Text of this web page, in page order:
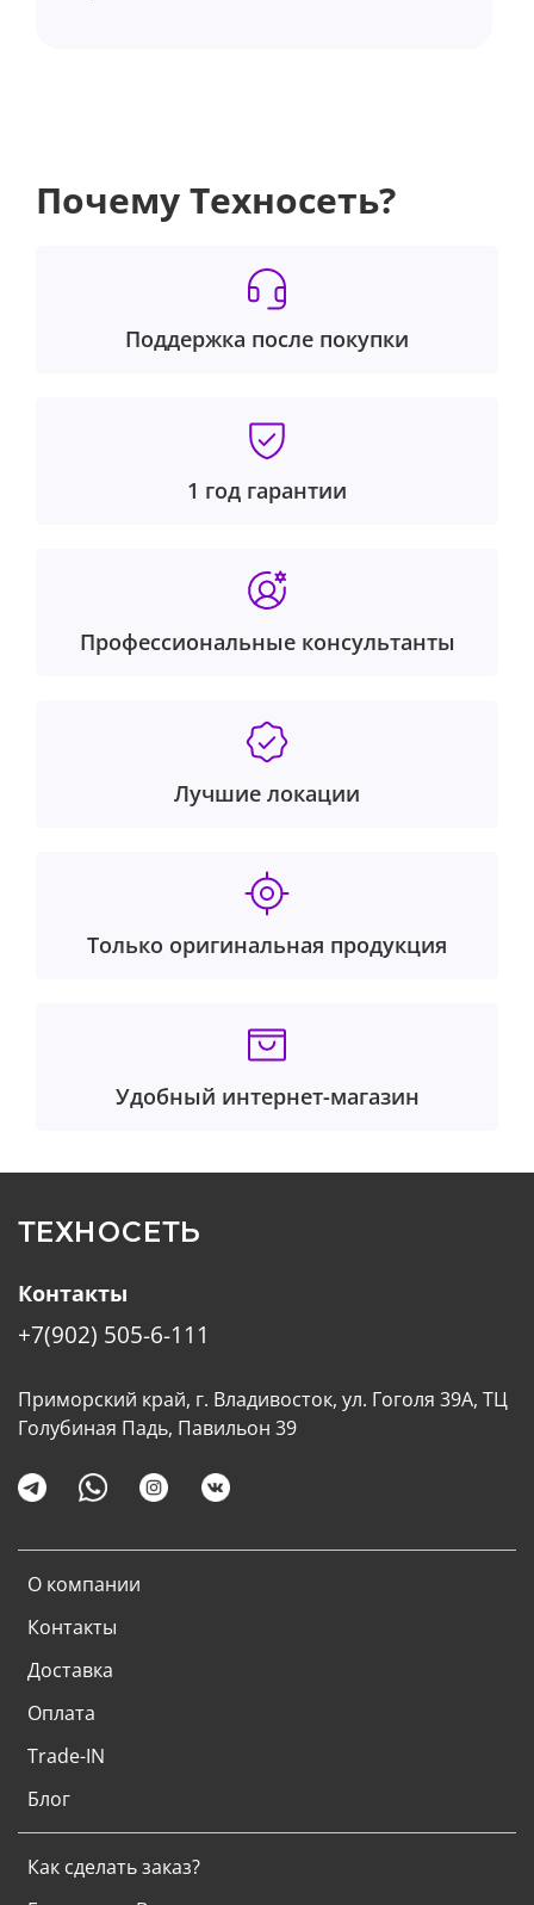
Почему Техносеть?
Поддержка после покупки
1 год гарантии
Профессиональные консультанты
Лучшие локации
Только оригинальная продукция
Удобный интернет-магазин
ТЕХНОСЕТЬ
О компании
Контакты
Доставка
Оплата
Trade-IN
Блог
Как сделать заказ?
Контакты
+7(902) 505-6-111
Приморский край, г. Владивосток, ул. Гоголя 39А, ТЦ
Голубиная Падь, Павильон 39